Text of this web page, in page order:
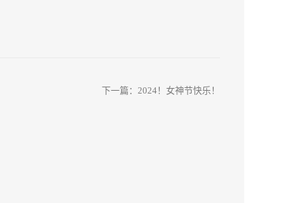
下一篇： 2024！女神节快乐！